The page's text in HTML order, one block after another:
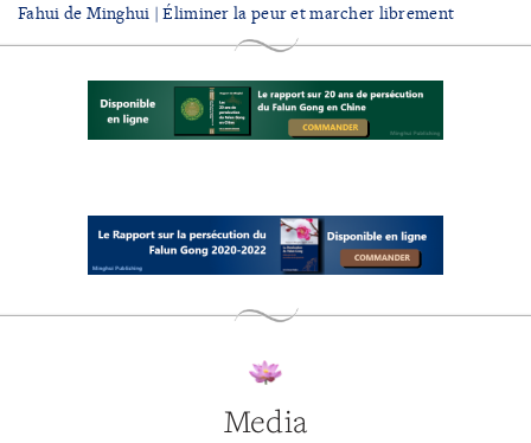
Fahui de Minghui | Éliminer la peur et marcher librement
Media